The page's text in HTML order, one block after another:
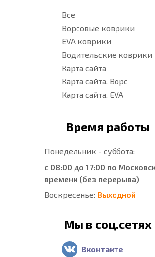
Все
Ворсовые коврики
EVA коврики
Водительские коврики
Карта сайта
Карта сайта. Ворс
Карта сайта. EVA
Время работы
Понедельник - суббота:
с 08:00 до 17:00 по
времени (без перерыва)
Воскресенье: Выходной
Мы в соц.сетях
Вконтакте